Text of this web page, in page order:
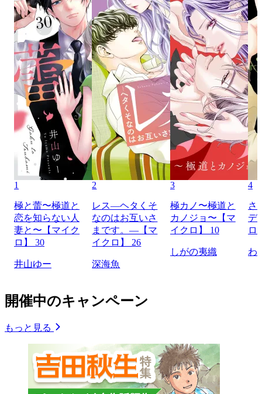
1
極と蕾〜極道と
恋を知らない人
妻と〜【マイク
ロ】 30
井山ゆー
2
レス―ヘタくそ
なのはお互いさ
まです。―【マ
イクロ】 26
深海魚
3
極カノ〜極道と
カノジョ〜【マ
イクロ】 10
しがの夷織
4
さ
デ
ロ
わ
開催中のキャンペーン
もっと見る